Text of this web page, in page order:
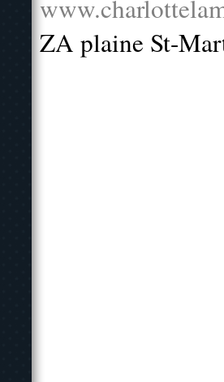
ZA plaine St-